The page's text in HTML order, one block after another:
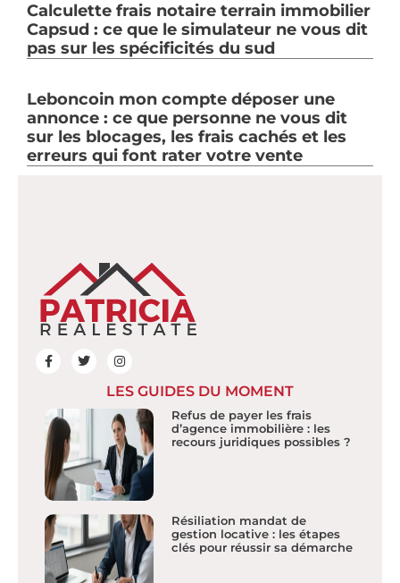
Calculette frais notaire terrain immobilier
Capsud : ce que le simulateur ne vous dit
pas sur les spécificités du sud
Leboncoin mon compte déposer une
annonce : ce que personne ne vous dit
sur les blocages, les frais cachés et les
erreurs qui font rater votre vente
LES GUIDES DU MOMENT
Refus de payer les frais
d’agence immobilière : les
recours juridiques possibles ?
Résiliation mandat de
gestion locative : les étapes
clés pour réussir sa démarche